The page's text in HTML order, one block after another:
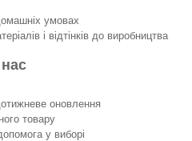
умовах
і відтінків до виробництва
оновлення
товару
у виборі